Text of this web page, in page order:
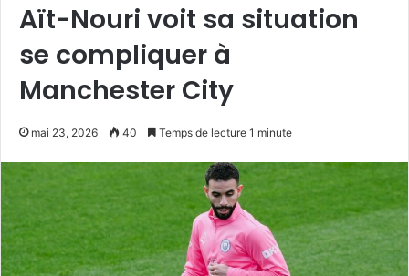
Aït-Nouri voit sa situation
se compliquer à
Manchester City
mai 23, 2026 40 Temps de lecture 1 minute